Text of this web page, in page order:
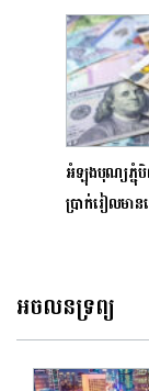
អំឡុងបុណ្យភ្ជុំបិ
ប្រាក់រៀលមាន
អចលនទ្រព្យ